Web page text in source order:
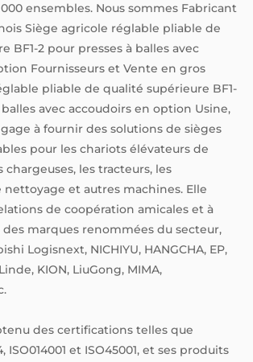
ensembles. Nous sommes Fabricant
Siège agricole réglable pliable de
BF1-2 pour presses à balles avec
Fournisseurs et Vente en gros
pliable de qualité supérieure BF1-
avec accoudoirs en option Usine,
à fournir des solutions de sièges
pour les chariots élévateurs de
les tracteurs, les
et autres machines. Elle
de coopération amicales et à
marques renommées du secteur,
Logisnext, NICHIYU, HANGCHA, EP,
KION, LiuGong, MIMA,
des certifications telles que
ISO014001 et ISO45001, et ses produits